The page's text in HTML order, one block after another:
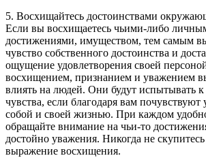
5. Восхищайтесь достоинствами
Если вы восхищаетесь чьими-либо
достижениями, имуществом, тем самым
чувство собственного достоинства и
ощущение удовлетворения своей
восхищением, признанием и уважением
влиять на людей. Они будут испытывать
чувства, если благодаря вам почувствуют
собой и своей жизнью. При каждом
обращайте внимание на чьи-то
достойно уважения. Никогда не
выражение восхищения.